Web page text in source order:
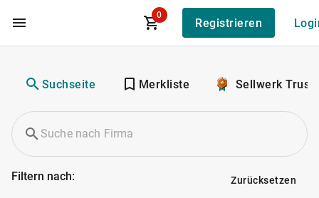
Zum Hauptinhalt
0
Registrieren
Suchseite Merkliste Sellwerk
Filtern nach: Zurücksetzen